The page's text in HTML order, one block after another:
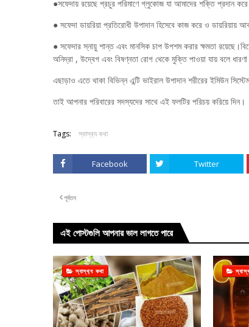
●সফেদায় রয়েছে প্রচুর পরিমাণে গ্লুকোজ যা আমাদের শক্তি প্রদান
● সফেদা ডায়রিয়া প্রতিরোধী উপাদান হিসেবে কাজ করে ও ডায়রিয়ায়
● সফেদার স্নায়ু শান্ত এবং মানসিক চাপ উপশম করার ক্ষমতা
অনিদ্রা , উদ্বেগ এবং বিষণ্নতা রোগ থেকে মুক্তি পাওয়া যায় বলে
এছাড়াও এতে থাকা বিভিন্ন এন্টি ভাইরাল উপাদান শরীরের ইমিউন
তাই আপনার পরিবারের সদস্যদের সাথে এই ফলটির পরিচয় করিয়ে
Tags: স্বাস্থ‍্য কথা
Facebook Twitter
পূর্বতন
এই পোস্টগুলি আপনার ভাল লাগতে পারে
স্বাস্থ‍্য কথা